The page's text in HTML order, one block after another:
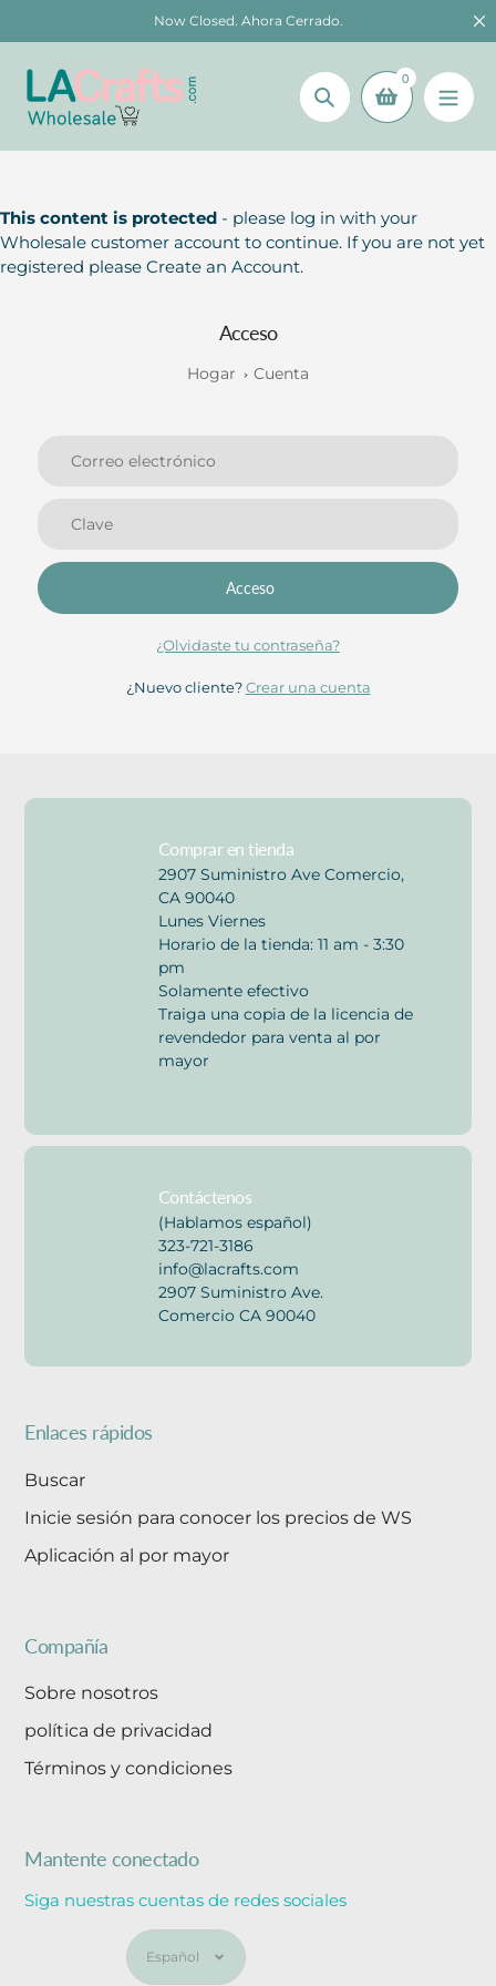
al
contenido
Now Closed. Ahora Cerrado.
Búsqueda
0
This content is protected - please log in with your
Wholesale customer account to continue. If you are not yet
registered please Create an Account.
Acceso
Hogar Cuenta
Acceso
¿Olvidaste tu contraseña?
¿Nuevo cliente? Crear una cuenta
Comprar en tienda
2907 Suministro Ave Comercio,
CA 90040
Lunes Viernes
Horario de la tienda: 11 am - 3:30
pm
Solamente efectivo
Traiga una copia de la licencia de
revendedor para venta al por
mayor
Contáctenos
(Hablamos español)
323-721-3186
info@lacrafts.com
2907 Suministro Ave.
Comercio CA 90040
Enlaces rápidos
Buscar
Inicie sesión para conocer los precios de WS
Aplicación al por mayor
Compañía
Sobre nosotros
política de privacidad
Términos y condiciones
Mantente conectado
Siga nuestras cuentas de redes sociales
Idioma
Español